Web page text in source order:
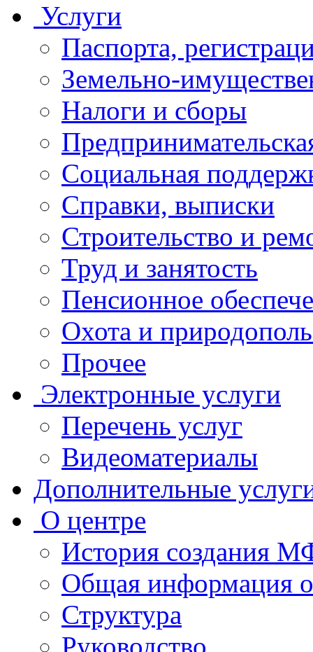
Услуги
Паспорта,
Земельно-
Налоги и сборы
Социальная
Справки, выписки
Строительство и
Труд и занятость
Пенсионное
Охота и
Прочее
Электронные услуги
Перечень услуг
Видеоматериалы
Дополнительные
О центре
История создания
Общая
Структура